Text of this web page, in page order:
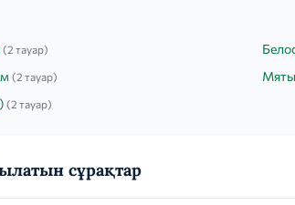
(2 тауар)
(2 тауар)
(2 тауар)
сұрақтар